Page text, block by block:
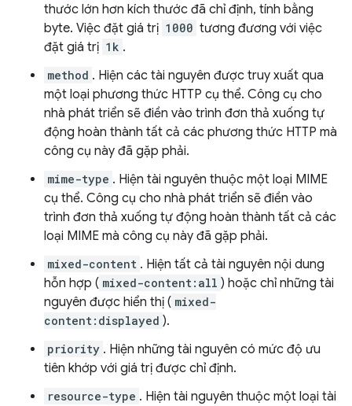
thước lớn hơn kích thước đã chỉ định, tính bằng
byte. Việc đặt giá trị 1000 tương đương với việc
đặt giá trị 1k .
method . Hiện các tài nguyên được truy xuất qua
một loại phương thức HTTP cụ thể. Công cụ cho
nhà phát triển sẽ điền vào trình đơn thả xuống tự
động hoàn thành tất cả các phương thức HTTP mà
công cụ này đã gặp phải.
mime-type . Hiện tài nguyên thuộc một loại MIME
cụ thể. Công cụ cho nhà phát triển sẽ điền vào
trình đơn thả xuống tự động hoàn thành tất cả các
loại MIME mà công cụ này đã gặp phải.
mixed-content . Hiện tất cả tài nguyên nội dung
hỗn hợp ( mixed-content:all ) hoặc chỉ những tài
nguyên được hiển thị ( mixed-
content:displayed ).
priority . Hiện những tài nguyên có mức độ ưu
tiên khớp với giá trị được chỉ định.
resource-type . Hiện tài nguyên thuộc một loại tài